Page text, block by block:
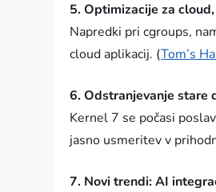
5. Optimizacije za
Napredki pri cgroups,
cloud aplikacij. (Tom’s
6. Odstranjevanje stare
Kernel 7 se počasi
jasno usmeritev v
7. Novi trendi: AI